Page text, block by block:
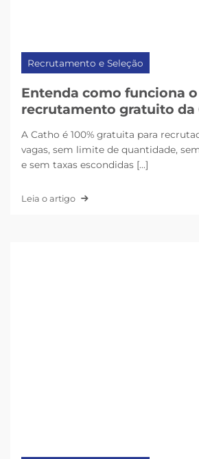
Recrutamento e Seleção
Entenda como funciona o
recrutamento gratuito da
A Catho é 100% gratuita para
vagas, sem limite de quantidade,
e sem taxas escondidas [...]
Leia o artigo